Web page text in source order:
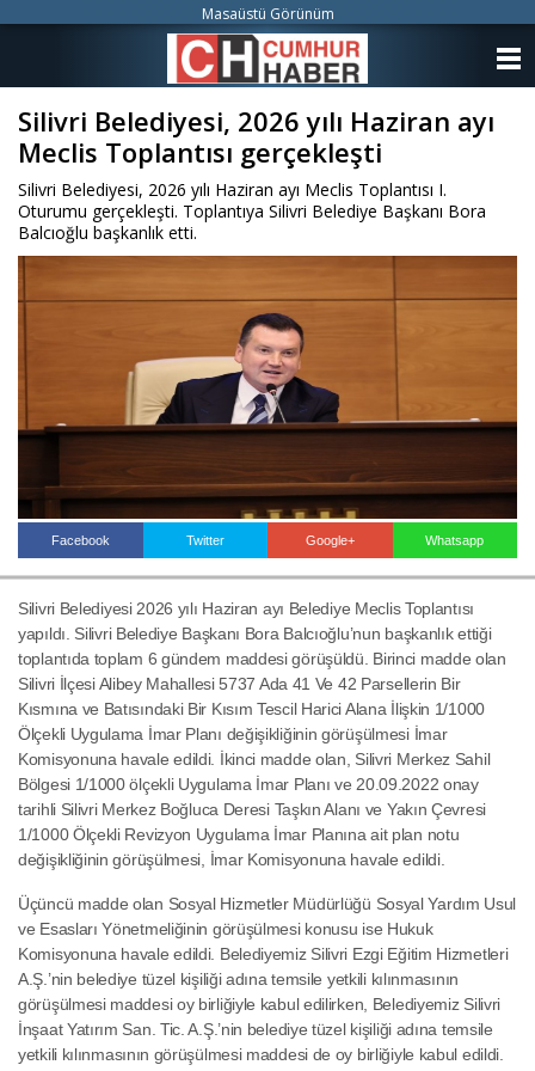
Silivri Belediyesi, 2026 yılı Haziran ayı
Meclis Toplantısı gerçekleşti
Silivri Belediyesi, 2026 yılı Haziran ayı Meclis Toplantısı I.
Oturumu gerçekleşti. Toplantıya Silivri Belediye Başkanı Bora
Balcıoğlu başkanlık etti.
Facebook Twitter Google+ Whatsapp
Silivri Belediyesi 2026 yılı Haziran ayı Belediye Meclis Toplantısı
yapıldı. Silivri Belediye Başkanı Bora Balcıoğlu’nun başkanlık ettiği
toplantıda toplam 6 gündem maddesi görüşüldü. Birinci madde olan
Silivri İlçesi Alibey Mahallesi 5737 Ada 41 Ve 42 Parsellerin Bir
Kısmına ve Batısındaki Bir Kısım Tescil Harici Alana İlişkin 1/1000
Ölçekli Uygulama İmar Planı değişikliğinin görüşülmesi İmar
Komisyonuna havale edildi. İkinci madde olan, Silivri Merkez Sahil
Bölgesi 1/1000 ölçekli Uygulama İmar Planı ve 20.09.2022 onay
tarihli Silivri Merkez Boğluca Deresi Taşkın Alanı ve Yakın Çevresi
1/1000 Ölçekli Revizyon Uygulama İmar Planına ait plan notu
değişikliğinin görüşülmesi, İmar Komisyonuna havale edildi.
Üçüncü madde olan Sosyal Hizmetler Müdürlüğü Sosyal Yardım Usul
ve Esasları Yönetmeliğinin görüşülmesi konusu ise Hukuk
Komisyonuna havale edildi. Belediyemiz Silivri Ezgi Eğitim Hizmetleri
A.Ş.’nin belediye tüzel kişiliği adına temsile yetkili kılınmasının
görüşülmesi maddesi oy birliğiyle kabul edilirken, Belediyemiz Silivri
İnşaat Yatırım San. Tic. A.Ş.’nin belediye tüzel kişiliği adına temsile
yetkili kılınmasının görüşülmesi maddesi de oy birliğiyle kabul edildi.
Masaüstü Görünüm
KATEGORİLER
ANKETLER
İLETİŞİM
Haberin Doğru Adresi.